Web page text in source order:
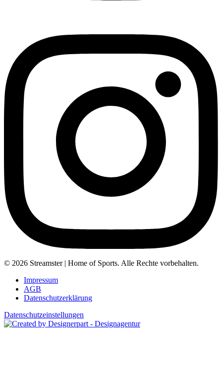
© 2026 Streamster | Home of Sports. Alle Rechte vorbehalten.
Impressum
AGB
Datenschutzerklärung
Datenschutzeinstellungen